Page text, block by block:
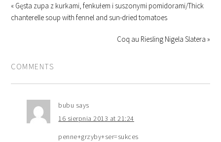
« Gęsta zupa z kurkami, fenkułem i suszonymi pomidorami/Thick
chanterelle soup with fennel and sun-dried tomatoes
Coq au Riesling Nigela Slatera »
COMMENTS
bubu says
16 sierpnia 2013 at 21:24
penne+grzyby+ser=sukces